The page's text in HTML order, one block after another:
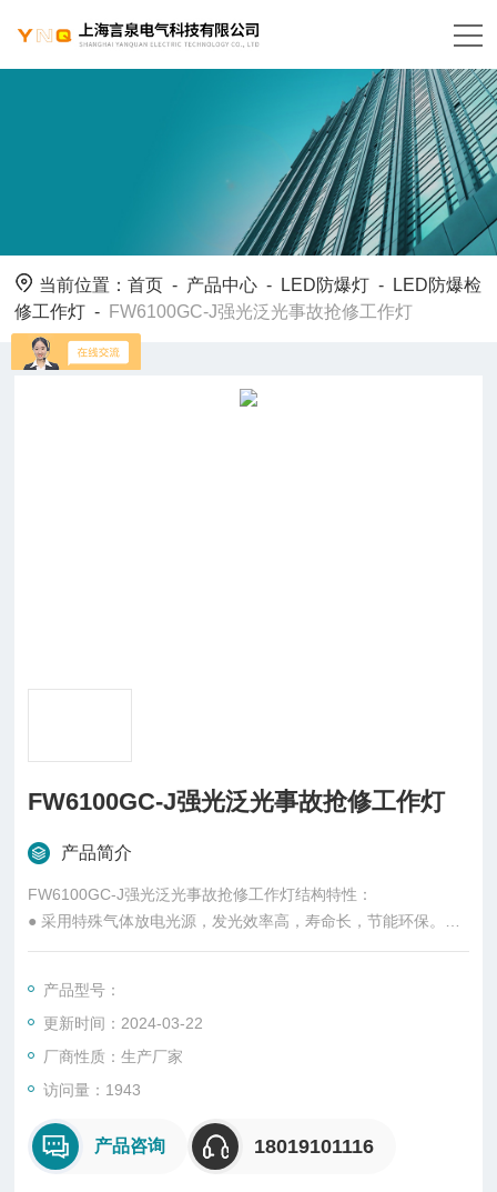
当前位置：首页 - 产品中心 - LED防爆灯 -
LED防爆检
修工作灯 - FW6100GC-J强光泛光事故抢修工作灯
FW6100GC-J强光泛光事故抢修工作灯
产品简介
FW6100GC-J强光泛光事故抢修工作灯结构特性：
● 采用特殊气体放电光源，发光效率高，寿命长，节能环保。
● 高能无记忆电池可随时充电，一次充电后半年内储电量不低于
压放电保护，可靠保护电池过充过放。
● 灯具整体采用全密性工艺设计，防水防尘；特制合金外壳和防
弹胶外壳确保灯具能经受强力碰撞和冲击。
产品型号：
更新时间：2024-03-22
厂商性质：生产厂家
访问量：1943
产品咨询 18019101116